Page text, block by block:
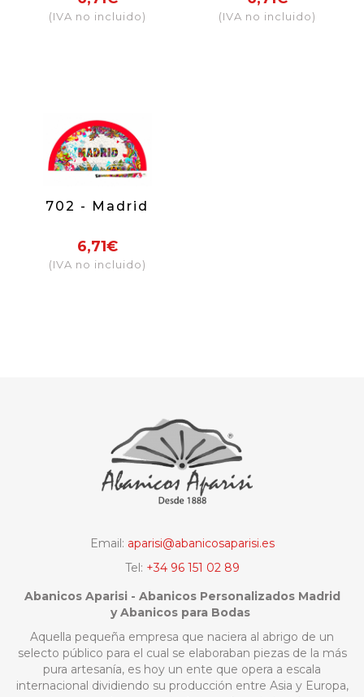
(IVA no incluido) (IVA no incluido)
702 - Madrid
6,71€
(IVA no incluido)
Email: aparisi@abanicosaparisi.es
Tel: +34 96 151 02 89
Abanicos Aparisi - Abanicos Personalizados Madrid
y Abanicos para Bodas
Aquella pequeña empresa que naciera al abrigo de un
selecto público para el cual se elaboraban piezas de la más
pura artesanía, es hoy un ente que opera a escala
internacional dividiendo su producción entre Asia y Europa,